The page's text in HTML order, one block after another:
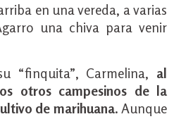
en una vereda, a varias
una chiva para venir
“finquita”, Carmelina, al
otros campesinos de la
de marihuana. Aunque